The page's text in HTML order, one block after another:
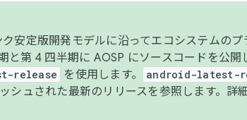
安定版開発モデルに沿ってエコシステムの
と第 4 四半期に AOSP にソースコードを公開
release を使用します。 android-latest-
シュされた最新のリリースを参照します。詳